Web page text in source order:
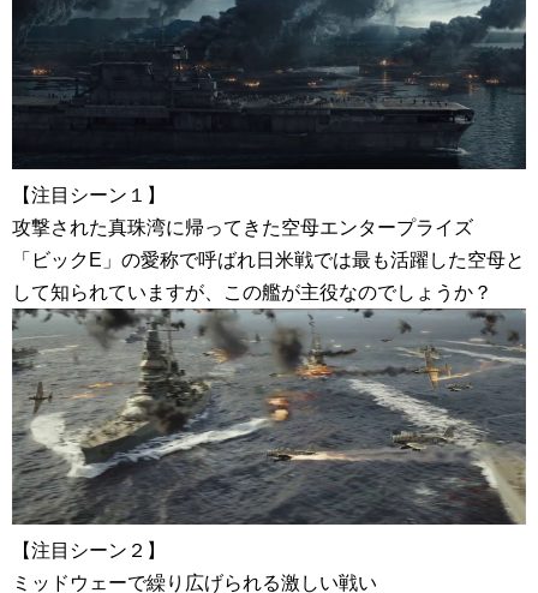
【注目シーン１】
攻撃された真珠湾に帰ってきた空母エンタープライズ
「ビックE」の愛称で呼ばれ日米戦では最も活躍した空母と
して知られていますが、この艦が主役なのでしょうか？
【注目シーン２】
ミッドウェーで繰り広げられる激しい戦い